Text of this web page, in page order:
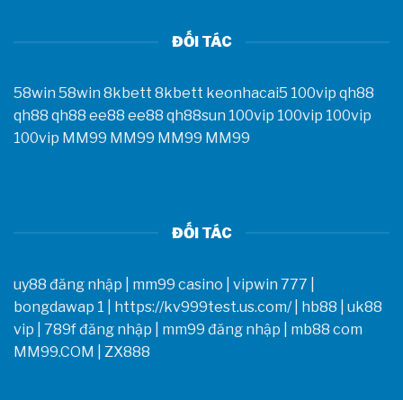
ĐỐI TÁC
58win 58win 8kbett 8kbett keonhacai5 100vip qh88
qh88 qh88 ee88 ee88 qh88sun 100vip 100vip 100vip
100vip MM99 MM99 MM99 MM99
ĐỐI TÁC
uy88 đăng nhập mm99 casino vipwin 777
bongdawap 1
https://kv999test.us.com/| hb88
uk88
vip
789f đăng nhập mm99 đăng nhập
mb88 com
MM99.COM
ZX888